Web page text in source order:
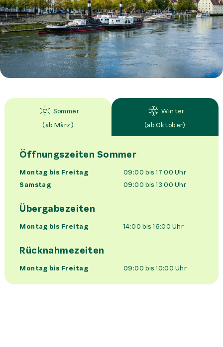
Sommer
(ab März)
Winter
(ab Oktober)
Öffnungszeiten Sommer
Montag bis Freitag 09:00 bis 17:00 Uhr
Samstag
09:00 bis 13:00 Uhr
Übergabezeiten
Montag bis Freitag 14:00 bis 16:00 Uhr
Rücknahmezeiten
Montag bis Freitag 09:00 bis 10:00 Uhr